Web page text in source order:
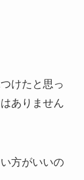
けたと思っ
ありません
方がいいの